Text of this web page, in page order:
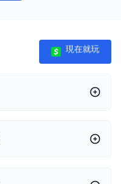
現在就玩